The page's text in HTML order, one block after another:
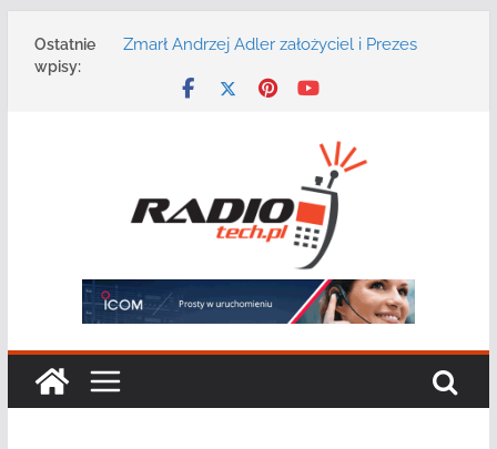
Ostatnie
wpisy:
Zmarł Andrzej Adler założyciel i Prezes
Radmor – największy polski producent
konferencję: „Bezpieczeństwo,
niezawodność i interoperacyjność
systemów teleinformatycznych”
Motorola Solutions oferuje agencjom
bezpieczeństwa publicznego usługę
łączności opartą na chmurze
Najnowszy radiotelefon MOTOTRBO R7 od
Motorola Solutions